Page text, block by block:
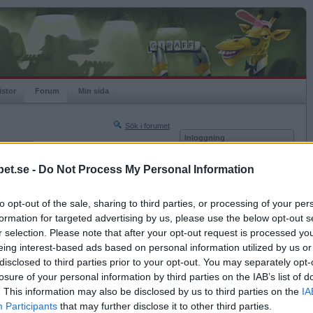
- Do Not Process My Personal Information
opt-out of the sale, sharing to third parties, or processing of your
for targeted advertising by us, please use the below opt-out
selection. Please note that after your opt-out request is processed
interest-based ads based on personal information utilized by us
to third parties prior to your opt-out. You may separately
of your personal information by third parties on the IAB’s list of
This information may also be disclosed by us to third parties on the
Participants that may further disclose it to other third parties.
Forum Min sida
Sök i forumet
Nästa sida »
2010-08-25 13:29
Inloggning
Kom ihåg mig
Glömt ditt lösenord?
Få ny aktiveringslänk
Betapet är gratis!